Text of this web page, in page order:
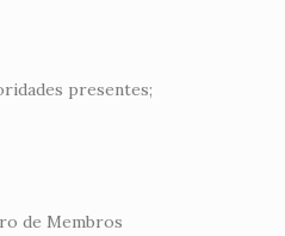
presentes;
de Membros